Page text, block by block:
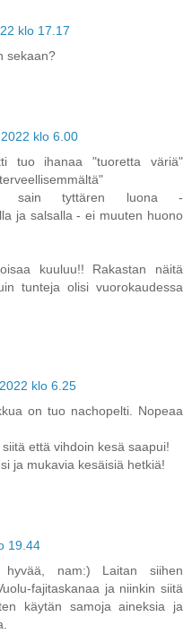
klo 17.17
sekaan?
klo 6.00
tuo ihanaa "tuoretta väriä"
sain tyttären luona -
ja salsalla - ei muuten huono
kuuluu!! Rakastan näitä
tunteja olisi vuorokaudessa
klo 6.25
on tuo nachopelti. Nopeaa
että vihdoin kesä saapui!
ja mukavia kesäisiä hetkiä!
19.44
hyvää, nam:) Laitan siihen
fajitaskanaa ja niinkin siitä
käytän samoja aineksia ja